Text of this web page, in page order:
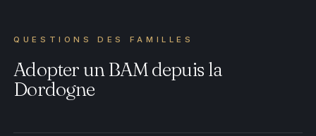
QUESTIONS DES FAMILLES
Adopter un BAM depuis la
Dordogne